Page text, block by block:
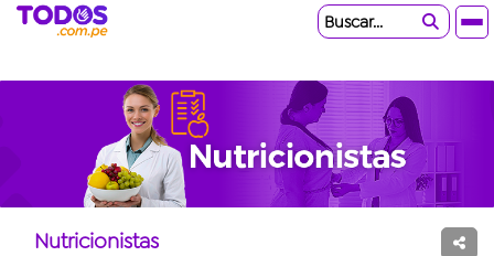
Buscar...
Nutricionistas